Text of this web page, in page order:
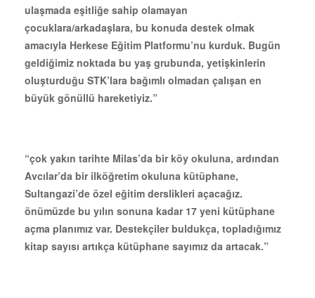
ulaşmada eşitliğe sahip olamayan
çocuklara/arkadaşlara, bu konuda destek olmak
amacıyla Herkese Eğitim Platformu’nu kurduk. Bugün
geldiğimiz noktada bu yaş grubunda, yetişkinlerin
oluşturduğu STK’lara bağımlı olmadan çalışan en
büyük gönüllü hareketiyiz.”
“çok yakın tarihte Milas’da bir köy okuluna, ardından
Avcılar’da bir ilköğretim okuluna kütüphane,
Sultangazi’de özel eğitim derslikleri açacağız.
önümüzde bu yılın sonuna kadar 17 yeni kütüphane
açma planımız var. Destekçiler buldukça, topladığımız
kitap sayısı artıkça kütüphane sayımız da artacak.”